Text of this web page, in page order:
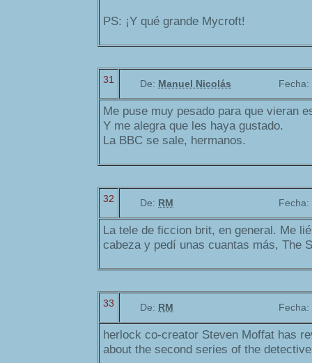
PS: ¡Y qué grande Mycroft!
31 De: Manuel Nicolás Fecha:
Me puse muy pesado para que vieran
Y me alegra que les haya gustado.
La BBC se sale, hermanos.
32 De: RM Fecha:
La tele de ficcion brit, en general. Me
cabeza y pedí unas cuantas más, The
33 De: RM Fecha:
herlock co-creator Steven Moffat has
about the second series of the